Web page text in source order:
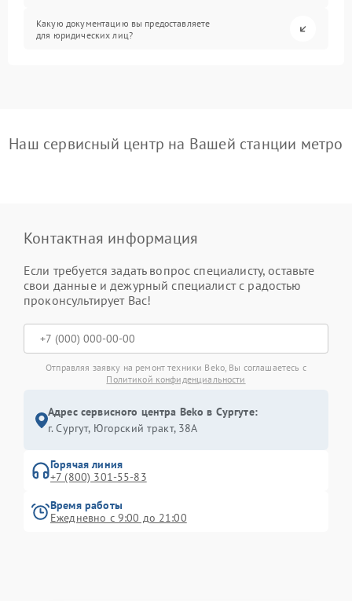
Какую документацию вы предоставляете
для юридических лиц?
Наш сервисный центр на Вашей станции метро
Контактная информация
Если требуется задать вопрос специалисту, оставьте
свои данные и дежурный специалист с радостью
проконсультирует Вас!
Отправляя заявку на ремонт техники Beko, Вы соглашаетесь с
Политикой конфиденциальности
Адрес сервисного центра Beko в Сургуте:
г. Сургут, Югорский тракт, 38А
Горячая линия
+7 (800) 301-55-83
Время работы
Ежедневно с 9:00 до 21:00